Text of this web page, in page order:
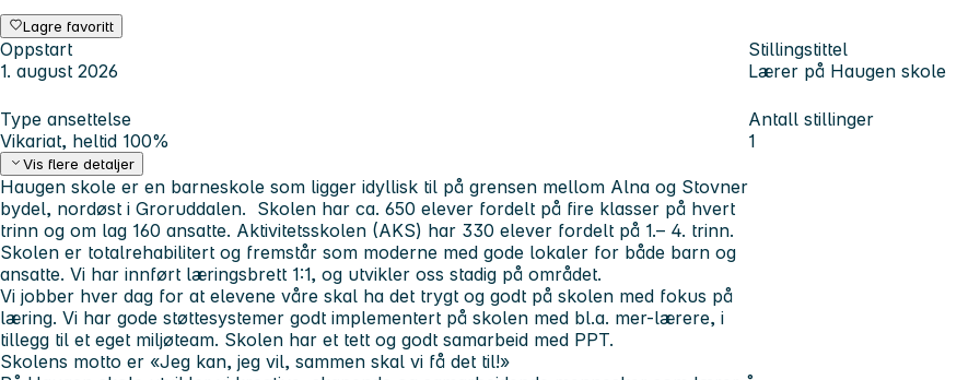
Lagre favoritt
Oppstart
1. august 2026
Stillingstittel
Lærer på Haugen skole
Type ansettelse
Vikariat, heltid 100%
Antall stillinger
1
Vis flere detaljer
Haugen skole er en barneskole som ligger idyllisk til på grensen mellom Alna og Stovner
bydel, nordøst i Groruddalen. Skolen har ca. 650 elever fordelt på fire klasser på hvert
trinn og om lag 160 ansatte. Aktivitetsskolen (AKS) har 330 elever fordelt på 1.– 4. trinn.
Skolen er totalrehabilitert og fremstår som moderne med gode lokaler for både barn og
ansatte. Vi har innført læringsbrett 1:1, og utvikler oss stadig på området.
Vi jobber hver dag for at elevene våre skal ha det trygt og godt på skolen med fokus på
læring. Vi har gode støttesystemer godt implementert på skolen med bl.a. mer-lærere, i
tillegg til et eget miljøteam. Skolen har et tett og godt samarbeid med PPT.
Skolens motto er «Jeg kan, jeg vil, sammen skal vi få det til!»